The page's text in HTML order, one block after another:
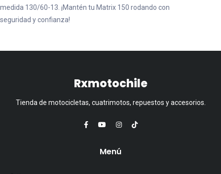
medida 130/60-13. ¡Mantén tu Matrix 150 rodando con
seguridad y confianza!
Rxmotochile
Tienda de motocicletas, cuatrimotos, repuestos y accesorios.
Menú